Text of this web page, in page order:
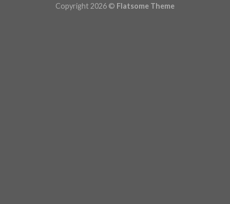
Copyright 2026 © Flatsome Theme